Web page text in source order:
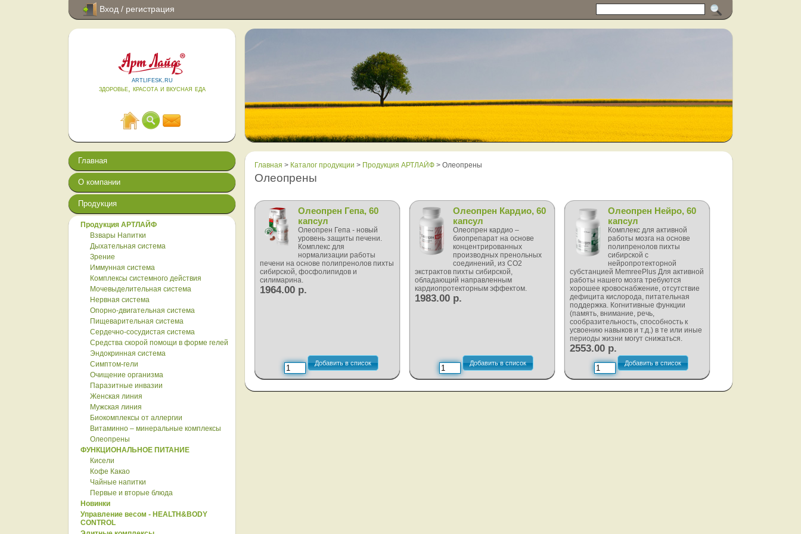
Вход / регистрация
artlifesk.ru
здоровье, красота и вкусная еда
Главная
О компании
Продукция
Продукция АРТЛАЙФ
Взвары Напитки
Дыхательная система
Зрение
Иммунная система
Комплексы системного действия
Мочевыделительная система
Нервная система
Опорно-двигательная система
Пищеварительная система
Сердечно-сосудистая система
Средства скорой помощи в форме гелей
Эндокринная система
Симптом-гели
Очищение организма
Паразитные инвазии
Женская линия
Мужская линия
Биокомплексы от аллергии
Витаминно – минеральные комплексы
Олеопрены
ФУНКЦИОНАЛЬНОЕ ПИТАНИЕ
Кисели
Кофе Какао
Чайные напитки
Первые и вторые блюда
Новинки
Управление весом - HEALTH&BODY
CONTROL
Главная > Каталог продукции > Продукция АРТЛАЙФ > Олеопрены
Олеопрены
Олеопрен Гепа, 60
капсул
Олеопрен Гепа - новый
уровень защиты печени.
Комплекс для
нормализации работы
печени на основе полипренолов пихты
сибирской, фосфолипидов и
силимарина.
1964.00 р.
Добавить в список
Олеопрен Кардио, 60
капсул
Олеопрен кардио –
биопрепарат на основе
концентрированных
производных пренольных
соединений, из СО2
экстрактов пихты сибирской,
обладающий направленным
кардиопротекторным эффектом.
1983.00 р.
Добавить в список
Олеопрен Нейро, 60
капсул
Комплекс для активной
работы мозга на основе
полипренолов пихты
сибирской с
нейропротекторной
субстанцией MemreePlus Для активной
работы нашего мозга требуются
хорошее кровоснабжение, отсутствие
дефицита кислорода, питательная
поддержка. Когнитивные функции
(память, внимание, речь,
сообразительность, способность к
усвоению навыков и т.д.) в те или иные
периоды жизни могут снижаться.
2553.00 р.
Добавить в список